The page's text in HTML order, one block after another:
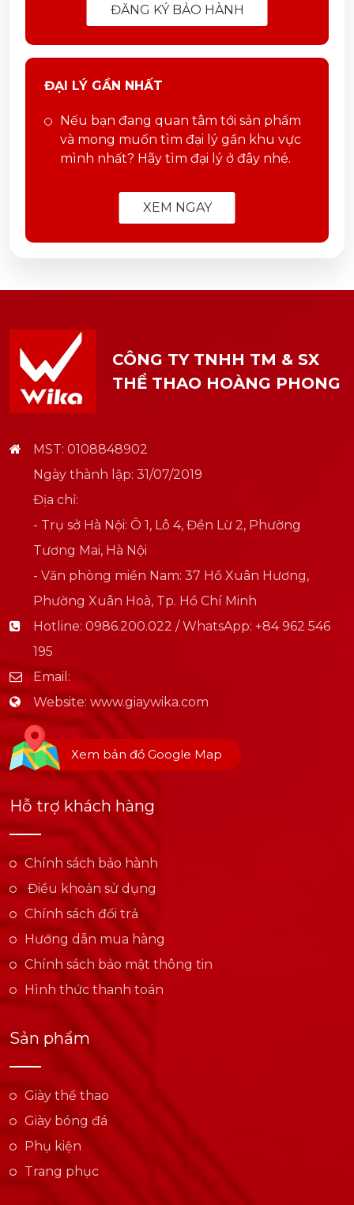
ĐĂNG KÝ BẢO HÀNH
ĐẠI LÝ GẦN NHẤT
Nếu bạn đang quan tâm tới sản phẩm
và mong muốn tìm đại lý gần khu vực
mình nhất? Hãy tìm đại lý ở đây nhé.
XEM NGAY
CÔNG TY TNHH TM & SX
THỂ THAO HOÀNG PHONG
MST: 0108848902
Ngày thành lập: 31/07/2019
Địa chỉ:
- Trụ sở Hà Nội: Ô 1, Lô 4, Đền Lừ 2, Phường
Tương Mai, Hà Nội
- Văn phòng miền Nam: 37 Hồ Xuân Hương,
Phường Xuân Hoà, Tp. Hồ Chí Minh
Hotline: 0986.200.022 / WhatsApp: +84 962 546
195
Email:
Website: www.giaywika.com
Xem bản đồ Google Map
Hỗ trợ khách hàng
Chính sách bảo hành
Điều khoản sử dụng
Chính sách đổi trả
Hướng dẫn mua hàng
Chính sách bảo mật thông tin
Hình thức thanh toán
Sản phẩm
Giày thể thao
Giày bóng đá
Phụ kiện
Trang phục